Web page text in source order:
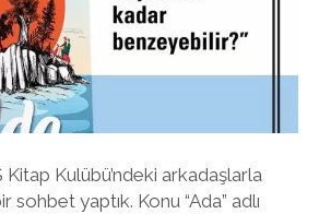
twitter facebook
instagram
Kulübü’ndeki arkadaşlarla
yaptık. Konu “Ada” adlı